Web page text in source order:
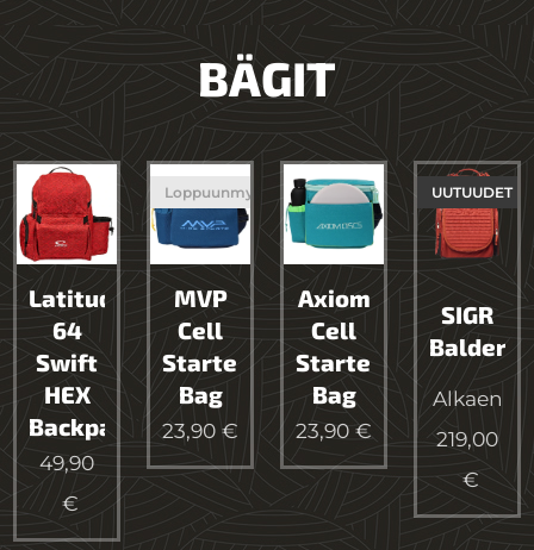
BÄGIT
Latitude
64
Swift
HEX
Backpack
49,90
€
MVP
Cell
Starter
Bag
Loppuunmyyty
23,90 €
Axiom
Cell
Starter
Bag
23,90 €
SIGR
Balder
UUTUUDET
Alkaen
219,00
€